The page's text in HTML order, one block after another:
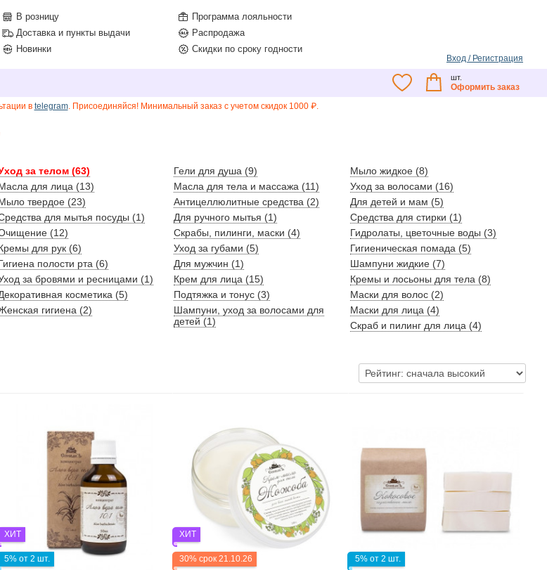
В розницу
Программа лояльности
Доставка и пункты выдачи
Распродажа
Новинки
Скидки по сроку годности
Вход / Регистрация
Оформить заказ
шт.
в telegram. Присоединяйся! Минимальный заказ с учетом скидок 1000 ₽.
за телом (63) Гели для душа (9)
Мыло жидкое (8)
для лица (13) Масла для тела и массажа (11)
Уход за волосами (16)
твердое (23) Антицеллюлитные средства (2)
Для детей и мам (5)
для мытья посуды (1) Для ручного мытья (1)
Средства для стирки (1)
(12) Скрабы, пилинги, маски (4)
Гидролаты, цветочные воды (3)
для рук (6) Уход за губами (5)
Гигиеническая помада (5)
полости рта (6) Для мужчин (1)
Шампуни жидкие (7)
за бровями и ресницами (1) Крем для лица (15)
Кремы и лосьоны для тела (8)
косметика (5) Подтяжка и тонус (3)
Маски для волос (2)
гигиена (2)
Шампуни, уход за волосами для
детей (1)
Маски для лица (4)
Скраб и пилинг для лица (4)
5% от 2 шт.
ХИТ
30% срок 21.10.26
ХИТ
5% от 2 шт.